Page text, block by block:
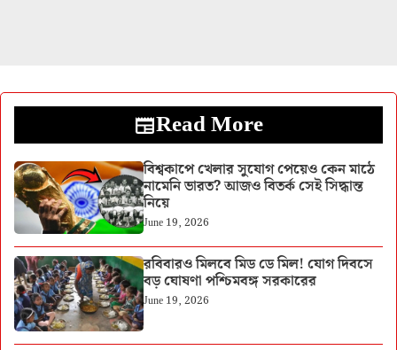
Read More
বিশ্বকাপে খেলার সুযোগ পেয়েও কেন মাঠে
নামেনি ভারত? আজও বিতর্ক সেই সিদ্ধান্ত
নিয়ে
June 19, 2026
রবিবারও মিলবে মিড ডে মিল! যোগ দিবসে
বড় ঘোষণা পশ্চিমবঙ্গ সরকারের
June 19, 2026